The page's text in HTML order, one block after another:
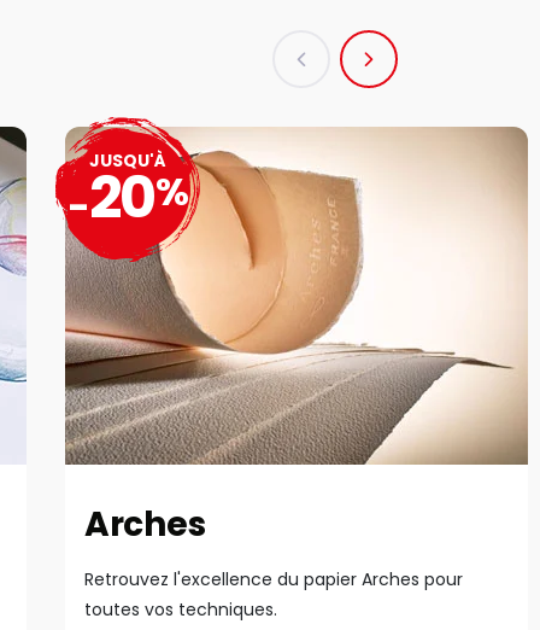
Arches
Retrouvez l'excellence du papier Arches pour
toutes vos techniques.
JUSQU'À
-20%